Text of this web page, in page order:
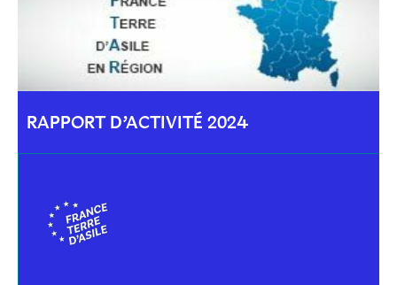
RAPPORT D’ACTIVITÉ 2024